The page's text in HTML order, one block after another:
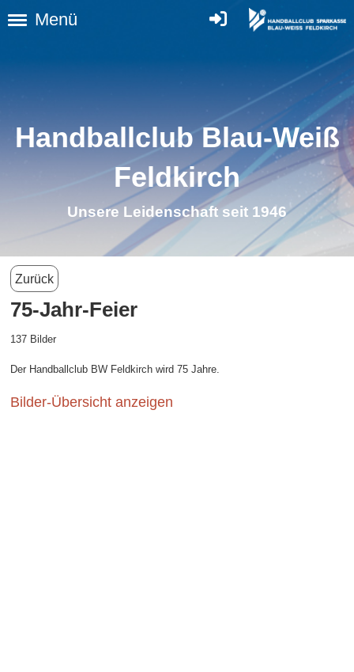
Menü
Handballclub Blau-Weiß
Feldkirch
Unsere Leidenschaft seit 1946
Zurück
75-Jahr-Feier
137 Bilder
Der Handballclub BW Feldkirch wird 75 Jahre.
Bilder-Übersicht anzeigen